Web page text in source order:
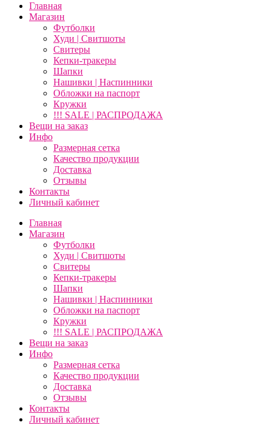
Главная
Магазин
Футболки
Худи | Свитшоты
Свитеры
Кепки-тракеры
Шапки
Нашивки | Наспинники
Обложки на паспорт
Кружки
!!! SALE | РАСПРОДАЖА
Вещи на заказ
Инфо
Размерная сетка
Качество продукции
Доставка
Отзывы
Контакты
Личный кабинет
Главная
Магазин
Футболки
Худи | Свитшоты
Свитеры
Кепки-тракеры
Шапки
Нашивки | Наспинники
Обложки на паспорт
Кружки
!!! SALE | РАСПРОДАЖА
Вещи на заказ
Инфо
Размерная сетка
Качество продукции
Доставка
Отзывы
Контакты
Личный кабинет